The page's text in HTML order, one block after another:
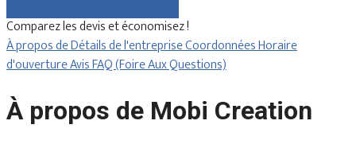
Comparez les devis et économisez !
À propos deDétails de l'entrepriseCoordonnéesHoraire
d'ouvertureAvisFAQ (Foire Aux Questions)
À propos de Mobi Creation